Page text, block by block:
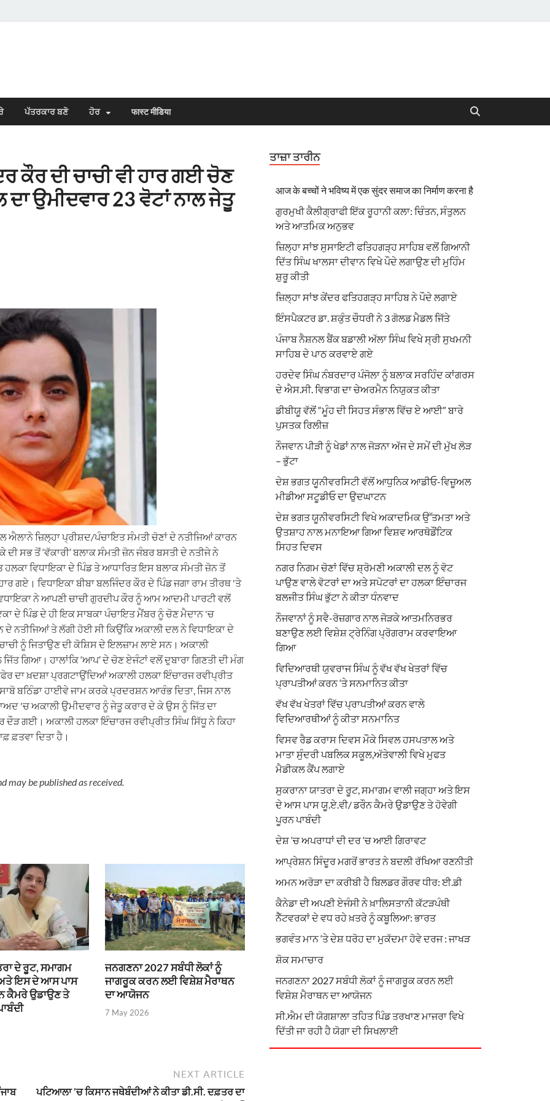
ਪੱਤਰਕਾਰ ਬਣੋ ਹੋਰ फास्ट मीडिया
ਕੌਰ ਦੀ ਚਾਚੀ ਵੀ ਹਾਰ ਗਈ ਚੋਣ
ਉਮੀਦਵਾਰ 23 ਵੋਟਾਂ ਨਾਲ ਜੇਤੂ
ਐਲਾਨੇ ਜ਼ਿਲ੍ਹਾ ਪ੍ਰੀਸ਼ਦ/ਪੰਚਾਇਤ ਸੰਮਤੀ ਚੋਣਾਂ ਦੇ ਨਤੀਜਿਆਂ ਕਾਰਨ
ਸਭ ਤੋਂ ‘ਵੱਕਾਰੀ’ ਬਲਾਕ ਸੰਮਤੀ ਜ਼ੋਨ ਜੰਬਰ ਬਸਤੀ ਦੇ ਨਤੀਜੇ ਨੇ
ਹਲਕਾ ਵਿਧਾਇਕਾ ਦੇ ਪਿੰਡ ਤੇ ਆਧਾਰਿਤ ਇਸ ਬਲਾਕ ਸੰਮਤੀ ਜ਼ੋਨ ਤੋਂ
ਗਏ। ਵਿਧਾਇਕਾ ਬੀਬਾ ਬਲਜਿੰਦਰ ਕੌਰ ਦੇ ਪਿੰਡ ਜਗਾ ਰਾਮ ਤੀਰਥ 'ਤੇ
ਨੇ ਆਪਣੀ ਚਾਚੀ ਗੁਰਦੀਪ ਕੌਰ ਨੂੰ ਆਮ ਆਦਮੀ ਪਾਰਟੀ ਵਲੋਂ
ਦੇ ਪਿੰਡ ਦੇ ਹੀ ਇਕ ਸਾਬਕਾ ਪੰਚਾਇਤ ਮੈਂਬਰ ਨੂੰ ਚੋਣ ਮੈਦਾਨ 'ਚ
ਨਤੀਜਿਆਂ ਤੇ ਲੱਗੀ ਹੋਈ ਸੀ ਕਿਉਂਕਿ ਅਕਾਲੀ ਦਲ ਨੇ ਵਿਧਾਇਕਾ ਦੇ
ਨੂੰ ਜਿਤਾਉਣ ਦੀ ਕੋਸ਼ਿਸ ਦੇ ਇਲਜ਼ਾਮ ਲਾਏ ਸਨ। ਅਕਾਲੀ
ਗਿਆ। ਹਾਲਾਂਕਿ ‘ਆਪ’ ਦੇ ਚੋਣ ਏਜੰਟਾਂ ਵਲੋਂ ਦੁਬਾਰਾ ਗਿਣਤੀ ਦੀ ਮੰਗ
ਦਾ ਖ਼ਦਸ਼ਾ ਪ੍ਰਗਟਾਉਂਦਿਆਂ ਅਕਾਲੀ ਹਲਕਾ ਇੰਚਾਰਜ ਰਵੀਪ੍ਰੀਤ
ਬਠਿੰਡਾ ਹਾਈਵੇ ਜਾਮ ਕਰਕੇ ਪ੍ਰਦਰਸ਼ਨ ਆਰੰਭ ਦਿਤਾ, ਜਿਸ ਨਾਲ
'ਚ ਅਕਾਲੀ ਉਮੀਦਵਾਰ ਨੂੰ ਜੇਤੂ ਕਰਾਰ ਦੇ ਕੇ ਉਸ ਨੂੰ ਜਿੱਤ ਦਾ
ਦੌੜ ਗਈ। ਅਕਾਲੀ ਹਲਕਾ ਇੰਚਾਰਜ ਰਵੀਪ੍ਰੀਤ ਸਿੰਘ ਸਿੱਧੂ ਨੇ ਕਿਹਾ
ਫ਼ਤਵਾ ਦਿਤਾ ਹੈ।
may be published as received.
ਦੇ ਰੂਟ, ਸਮਾਗਮ
ਅਤੇ ਇਸ ਦੇ ਆਸ ਪਾਸ
ਕੈਮਰੇ ਉਡਾਉਣ ਤੇ
ਜਨਗਣਨਾ 2027 ਸਬੰਧੀ ਲੋਕਾਂ ਨੂੰ
ਜਾਗਰੂਕ ਕਰਨ ਲਈ ਵਿਸ਼ੇਸ਼ ਮੈਰਾਥਨ
ਦਾ ਆਯੋਜਨ
7 May 2026
NEXT ARTICLE
ਪਟਿਆਲਾ ’ਚ ਕਿਸਾਨ ਜਥੇਬੰਦੀਆਂ ਨੇ ਕੀਤਾ ਡੀ.ਸੀ. ਦਫ਼ਤਰ ਦਾ
ਤਾਜ਼ਾ ਤਾਰੀਨ
आज के बच्चों ने भविष्य में एक सुंदर समाज का निर्माण करना है
ਗੁਰਮੁਖੀ ਕੈਲੀਗ੍ਰਾਫੀ ਇੱਕ ਰੂਹਾਨੀ ਕਲਾ: ਚਿੰਤਨ, ਸੰਤੁਲਨ
ਅਤੇ ਆਤਮਿਕ ਅਨੁਭਵ
ਜ਼ਿਲ੍ਹਾ ਸਾਂਝ ਸੁਸਾਇਟੀ ਫਤਿਹਗੜ੍ਹ ਸਾਹਿਬ ਵਲੋਂ ਗਿਆਨੀ
ਦਿੱਤ ਸਿੰਘ ਖਾਲਸਾ ਦੀਵਾਨ ਵਿਖੇ ਪੌਦੇ ਲਗਾਉਣ ਦੀ ਮੁਹਿੰਮ
ਸ਼ੁਰੂ ਕੀਤੀ
ਜ਼ਿਲ੍ਹਾ ਸਾਂਝ ਕੇਂਦਰ ਫਤਿਹਗੜ੍ਹ ਸਾਹਿਬ ਨੇ ਪੌਦੇ ਲਗਾਏ
ਇੰਸਪੈਕਟਰ ਡਾ. ਸ਼ਕੁੰਤ ਚੌਧਰੀ ਨੇ 3 ਗੋਲਡ ਮੈਡਲ ਜਿੱਤੇ
ਪੰਜਾਬ ਨੈਸ਼ਨਲ ਬੈਂਕ ਬਡਾਲੀ ਅੱਲਾ ਸਿੰਘ ਵਿਖੇ ਸ੍ਰੀ ਸੁਖਮਨੀ
ਸਾਹਿਬ ਦੇ ਪਾਠ ਕਰਵਾਏ ਗਏ
ਹਰਦੇਵ ਸਿੰਘ ਨੰਬਰਦਾਰ ਪੰਜੋਲਾ ਨੂੰ ਬਲਾਕ ਸਰਹਿੰਦ ਕਾਂਗਰਸ
ਦੇ ਐਸ.ਸੀ. ਵਿਭਾਗ ਦਾ ਚੇਅਰਮੈਨ ਨਿਯੁਕਤ ਕੀਤਾ
ਡੀਬੀਯੂ ਵੱਲੋਂ “ਮੂੰਹ ਦੀ ਸਿਹਤ ਸੰਭਾਲ ਵਿੱਚ ਏ ਆਈ” ਬਾਰੇ
ਪੁਸਤਕ ਰਿਲੀਜ਼
ਨੌਜਵਾਨ ਪੀੜੀ ਨੂੰ ਖੇਡਾਂ ਨਾਲ ਜੋੜਨਾ ਅੱਜ ਦੇ ਸਮੇਂ ਦੀ ਮੁੱਖ ਲੋੜ
– ਭੁੱਟਾ
ਦੇਸ਼ ਭਗਤ ਯੂਨੀਵਰਸਿਟੀ ਵੱਲੋਂ ਆਧੁਨਿਕ ਆਡੀਓ-ਵਿਜ਼ੂਅਲ
ਮੀਡੀਆ ਸਟੂਡੀਓ ਦਾ ਉਦਘਾਟਨ
ਦੇਸ਼ ਭਗਤ ਯੂਨੀਵਰਸਿਟੀ ਵਿਖੇ ਅਕਾਦਮਿਕ ਉੱਤਮਤਾ ਅਤੇ
ਉਤਸ਼ਾਹ ਨਾਲ ਮਨਾਇਆ ਗਿਆ ਵਿਸ਼ਵ ਆਰਥੋਡੌਂਟਿਕ
ਸਿਹਤ ਦਿਵਸ
ਨਗਰ ਨਿਗਮ ਚੋਣਾਂ ਵਿੱਚ ਸ਼੍ਰੋਮਣੀ ਅਕਾਲੀ ਦਲ ਨੂੰ ਵੋਟ
ਪਾਉਣ ਵਾਲੇ ਵੋਟਰਾਂ ਦਾ ਅਤੇ ਸਪੋਟਰਾਂ ਦਾ ਹਲਕਾ ਇੰਚਾਰਜ
ਬਲਜੀਤ ਸਿੰਘ ਭੁੱਟਾ ਨੇ ਕੀਤਾ ਧੰਨਵਾਦ
ਨੌਜਵਾਨਾਂ ਨੂੰ ਸਵੈ-ਰੋਜ਼ਗਾਰ ਨਾਲ ਜੋੜਕੇ ਆਤਮਨਿਰਭਰ
ਬਣਾਉਣ ਲਈ ਵਿਸ਼ੇਸ਼ ਟ੍ਰੇਨਿੰਗ ਪ੍ਰੋਗਰਾਮ ਕਰਵਾਇਆ
ਗਿਆ
ਵਿਦਿਆਰਥੀ ਯੁਵਰਾਜ ਸਿੰਘ ਨੂੰ ਵੱਖ ਵੱਖ ਖੇਤਰਾਂ ਵਿੱਚ
ਪ੍ਰਾਪਤੀਆਂ ਕਰਨ ‘ਤੇ ਸਨਮਾਨਿਤ ਕੀਤਾ
ਵੱਖ ਵੱਖ ਖੇਤਰਾਂ ਵਿੱਚ ਪ੍ਰਾਪਤੀਆਂ ਕਰਨ ਵਾਲੇ
ਵਿਦਿਆਰਥੀਆਂ ਨੂੰ ਕੀਤਾ ਸਨਮਾਨਿਤ
ਵਿਸਵ ਰੈਡ ਕਰਾਸ ਦਿਵਸ ਮੌਕੇ ਸਿਵਲ ਹਸਪਤਾਲ ਅਤੇ
ਮਾਤਾ ਸੁੰਦਰੀ ਪਬਲਿਕ ਸਕੂਲ,ਅੱਤੇਵਾਲੀ ਵਿਖੇ ਮੁਫਤ
ਮੈਡੀਕਲ ਕੈਂਪ ਲਗਾਏ
ਸੁਕਰਾਨਾ ਯਾਤਰਾ ਦੇ ਰੂਟ, ਸਮਾਗਮ ਵਾਲੀ ਜਗ੍ਹਾ ਅਤੇ ਇਸ
ਦੇ ਆਸ ਪਾਸ ਯੂ.ਏ.ਵੀ/ ਡਰੌਨ ਕੈਮਰੇ ਉਡਾਉਣ ਤੇ ਹੋਵੇਗੀ
ਪੂਰਨ ਪਾਬੰਦੀ
ਦੇਸ਼ ‘ਚ ਅਪਰਾਧਾਂ ਦੀ ਦਰ ‘ਚ ਆਈ ਗਿਰਾਵਟ
ਆਪ੍ਰੇਸ਼ਨ ਸਿੰਦੂਰ ਮਗਰੋਂ ਭਾਰਤ ਨੇ ਬਦਲੀ ਰੱਖਿਆ ਰਣਨੀਤੀ
ਅਮਨ ਅਰੋੜਾ ਦਾ ਕਰੀਬੀ ਹੈ ਬਿਲਡਰ ਗੌਰਵ ਧੀਰ: ਈ.ਡੀ
ਕੈਨੇਡਾ ਦੀ ਅਪਣੀ ਏਜੰਸੀ ਨੇ ਖ਼ਾਲਿਸਤਾਨੀ ਕੱਟੜਪੰਥੀ
ਨੈੱਟਵਰਕਾਂ ਦੇ ਵਧ ਰਹੇ ਖ਼ਤਰੇ ਨੂੰ ਕਬੂਲਿਆ: ਭਾਰਤ
ਭਗਵੰਤ ਮਾਨ ‘ਤੇ ਦੇਸ਼ ਧਰੋਹ ਦਾ ਮੁਕੱਦਮਾ ਹੋਵੇ ਦਰਜ : ਜਾਖੜ
ਸ਼ੋਕ ਸਮਾਚਾਰ
ਜਨਗਣਨਾ 2027 ਸਬੰਧੀ ਲੋਕਾਂ ਨੂੰ ਜਾਗਰੂਕ ਕਰਨ ਲਈ
ਵਿਸ਼ੇਸ਼ ਮੈਰਾਥਨ ਦਾ ਆਯੋਜਨ
ਸੀ.ਐਮ ਦੀ ਯੋਗਸ਼ਾਲਾ ਤਹਿਤ ਪਿੰਡ ਤਰਖਾਣ ਮਾਜਰਾ ਵਿਖੇ
ਦਿੱਤੀ ਜਾ ਰਹੀ ਹੈ ਯੋਗਾ ਦੀ ਸਿਖਲਾਈ